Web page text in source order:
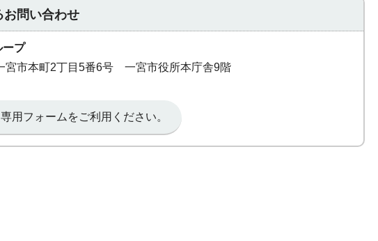
お問い合わせ
プ
市本町2丁目5番6号 一宮市役所本庁舎9階
用フォームをご利用ください。